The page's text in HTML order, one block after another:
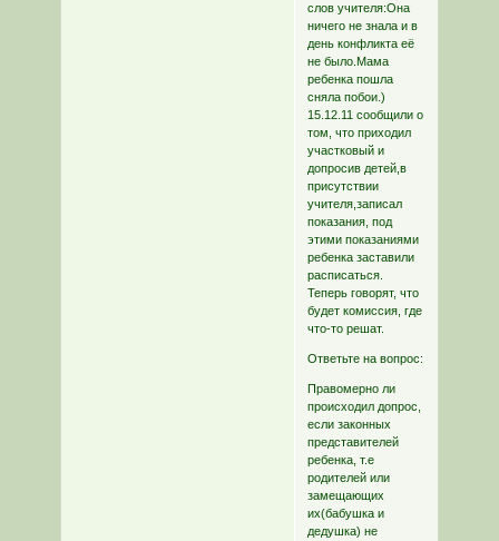
слов учителя:Она
ничего не знала и в
день конфликта её
не было.Мама
ребенка пошла
сняла побои.)
15.12.11 сообщили о
том, что приходил
участковый и
допросив детей,в
присутствии
учителя,записал
показания, под
этими показаниями
ребенка заставили
расписаться.
Теперь говорят, что
будет комиссия, где
что-то решат.
Ответьте на вопрос:
Правомерно ли
происходил допрос,
если законных
представителей
ребенка, т.е
родителей или
замещающих
их(бабушка и
дедушка) не